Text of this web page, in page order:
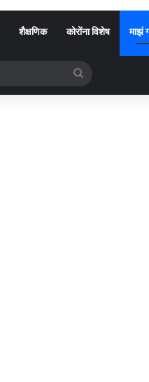
शैक्षणिक कोरोंना विशेष माझं
for